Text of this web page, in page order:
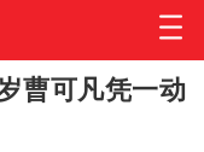
曹可凡凭一动